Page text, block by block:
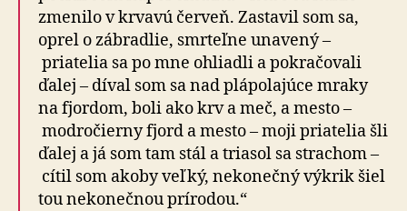
zmenilo v krvavú červeň. Zastavil som sa,
oprel o zábradlie, smrteľne unavený –
priatelia sa po mne ohliadli a pokračovali
ďalej – díval som sa nad plápolajúce mraky
na fjordom, boli ako krv a meč, a mesto –
modročierny fjord a mesto – moji pria­te­lia šli
ďalej a já som tam stál a triasol sa strachom –
cítil som akoby veľký, nekonečný výkrik šiel
tou ne­ko­neč­nou prírodou.“